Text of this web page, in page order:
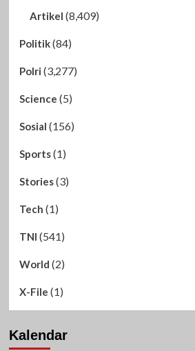
Artikel (8,409)
Politik(84)
Polri (3,277)
Science (5)
Sosial (156)
Sports(1)
Stories(3)
Tech (1)
TNI (541)
World (2)
X-File (1)
Kalendar